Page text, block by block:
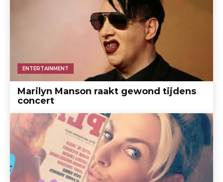
ENTERTAINMENT
Marilyn Manson raakt gewond tijdens
concert